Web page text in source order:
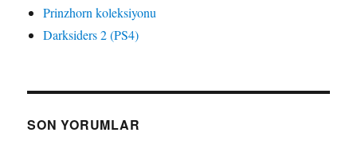
Prinzhorn koleksiyonu
Darksiders 2 (PS4)
SON YORUMLAR